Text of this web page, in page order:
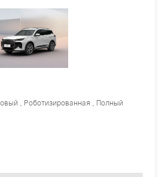
, Роботизированная , Полный